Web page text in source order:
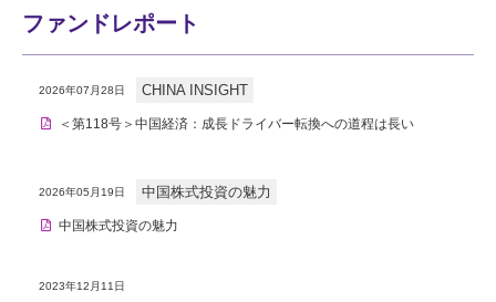
ファンドレポート
2026年07月28日 CHINA INSIGHT
＜第118号＞中国経済：成長ドライバー転換への道程は長い
2026年05月19日 中国株式投資の魅力
中国株式投資の魅力
2023年12月11日